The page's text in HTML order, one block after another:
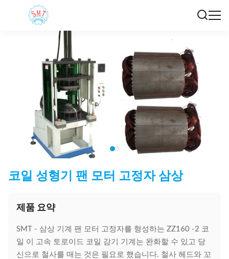
코일 성형기 팬 모터 고정자 삼상
제품 요약
SMT - 삼상 기계 팬 모터 고정자를 형성하는 ZZ160 -2 코
일 이 고속 토로이드 코일 감기 기계는 완화할 수 있고 당
신으로 철사를 매는 것은 필요로 했습니다. 철사 헤드와 꼬